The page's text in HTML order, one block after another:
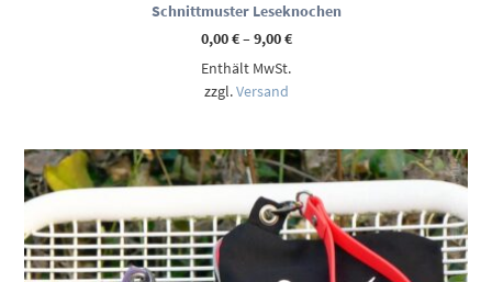
Schnittmuster Leseknochen
0,00€–9,00€Preisspanne:
bis
Enthält MwSt.
zzgl.Versand